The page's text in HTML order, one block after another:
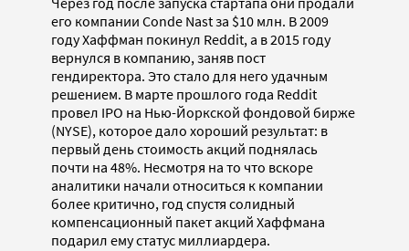
его компании Conde Nast за $10 млн. В 2009
году Хаффман покинул Reddit, а в 2015 году
вернулся в компанию, заняв пост
гендиректора. Это стало для него удачным
решением. В марте прошлого года Reddit
провел IPO на Нью-Йоркской фондовой бирже
(NYSE), которое дало хороший результат: в
первый день стоимость акций поднялась
почти на 48%. Несмотря на то что вскоре
аналитики начали относиться к компании
более критично, год спустя солидный
компенсационный пакет акций Хаффмана
подарил ему статус миллиардера.